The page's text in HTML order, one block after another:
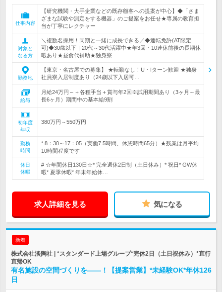
仕事内容
【研究機関・大手企業などの既存顧客への提案が中心】◆「さま
ざまな試験や測定をする機器」のご提案をお任せ★専属の教育担
当が丁寧にレクチャー
対象と
なる方
＼複数名採用！同期と一緒に成長できる／◆運転免許(AT限定
可)◆30歳以下｜20代～30代活躍中★年3回・10連休前後の長期休
暇あり★昼食代補助★独身寮
勤務地
【東京・名古屋での募集】 ★転勤なし！U・Iターン歓迎 ★独身
社員寮入居制度あり（24歳以下入居可…
給与
月給24万円～＋各種手当＋賞与年2回※試用期間あり（3ヶ月～最
長6ヶ月）期間中の基本給9割
初年度
年収
380万円～550万円
勤務
時間
* 8：30～17：05（実働7.5時間、休憩時間65分）★残業は月平均
10時間程度です
休日
休暇
# ☆年間休日130日☆* 完全週休2日制（土日休み）* 祝日* GW休
暇* 夏季休暇* 年末年始休…
求人詳細を見る 気になる
新着
株式会社淡陶社 | *スタンダード上場グループ*完休2日（土日祝休み）*直行
直帰OK
有名施設の空間づくりを――！【提案営業】*未経験OK*年休126
日